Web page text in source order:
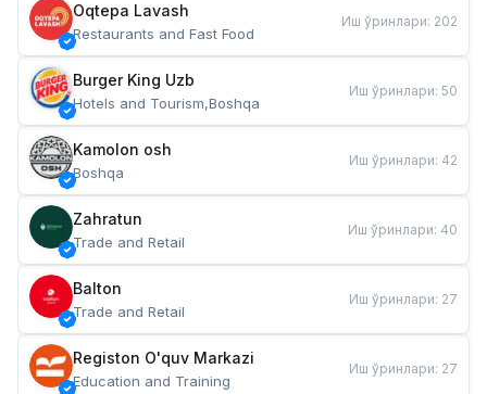
Oqtepa Lavash
Restaurants and Fast Food
Иш ўринлари: 202
Burger King Uzb
Hotels and Tourism,Boshqa
Иш ўринлари: 50
Kamolon osh
Boshqa
Иш ўринлари: 42
Zahratun
Trade and Retail
Иш ўринлари: 40
Balton
Trade and Retail
Иш ўринлари: 27
Registon O'quv Markazi
Education and Training
Иш ўринлари: 27